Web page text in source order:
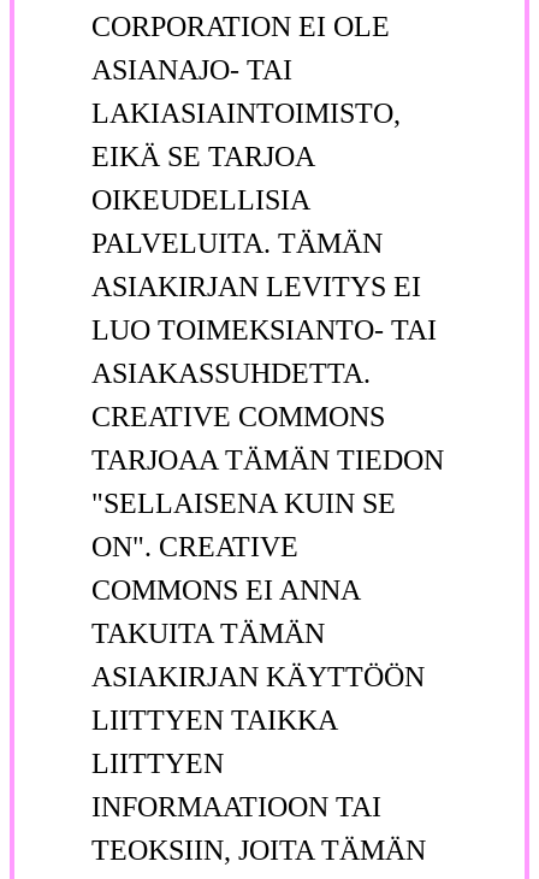
CORPORATION EI OLE
ASIANAJO- TAI
LAKIASIAINTOIMISTO,
EIKÄ SE TARJOA
OIKEUDELLISIA
PALVELUITA. TÄMÄN
ASIAKIRJAN LEVITYS EI
LUO TOIMEKSIANTO- TAI
ASIAKASSUHDETTA.
CREATIVE COMMONS
TARJOAA TÄMÄN TIEDON
"SELLAISENA KUIN SE
ON". CREATIVE
COMMONS EI ANNA
TAKUITA TÄMÄN
ASIAKIRJAN KÄYTTÖÖN
LIITTYEN TAIKKA
LIITTYEN
INFORMAATIOON TAI
TEOKSIIN, JOITA TÄMÄN